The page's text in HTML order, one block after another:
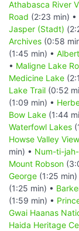
Athabasca River
Road (2:23 min) •
Jasper (Stadt)
Archives (0:58
(1:45 min) •
• Maligne Lake
Medicine Lake
Lake Trail (0:52
(1:09 min) •
Bow Lake (1:44
Waterfowl Lakes
Howse Valley
min) • Num-ti-
Mount Robson
George (1:25 min)
(1:25 min) •
(1:59 min) •
Gwai Haanas
Haida Heritage